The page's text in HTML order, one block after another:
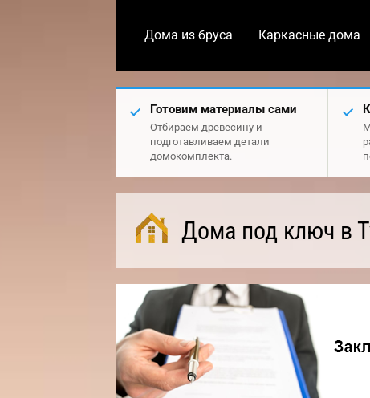
Дома из бруса Каркасные дома
Готовим материалы сами
Отбираем древесину и
подготавливаем детали
домокомплекта.
Дома под ключ в